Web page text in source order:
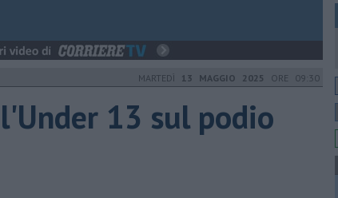
MARTEDÌ 13 MAGGIO 2025 ORE 09:30
13 sul podio